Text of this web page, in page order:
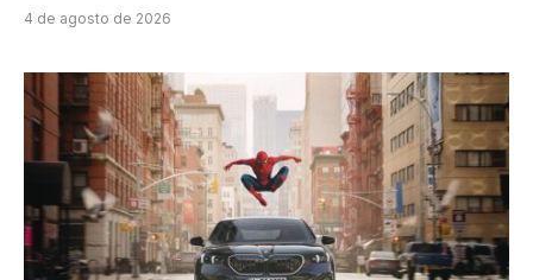
4 de agosto de 2026